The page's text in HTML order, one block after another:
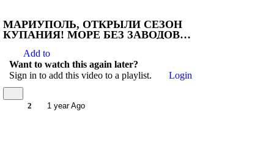
МАРИУПОЛЬ, ОТКРЫЛИ СЕЗОН
КУПАНИЯ! МОРЕ БЕЗ ЗАВОДОВ
Add to
Want to watch this again later?
Sign in to add this video to a playlist.
Login
2 1 year Ago